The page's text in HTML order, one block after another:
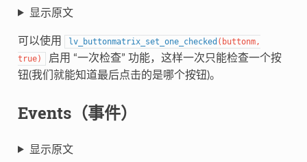
显示原文
可以使用 lv_buttonmatrix_set_one_checked ( buttonm,
true)
启用 “一次检查” 功能，这样一次只能检查一个按
钮(我们就能知道最后点击的是哪个按钮)。
Events（事件）
显示原文